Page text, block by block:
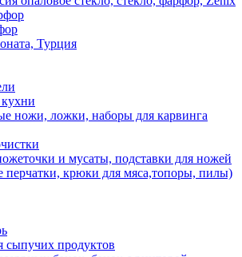
Турция
ножи, ложки, наборы для карвинга
и мусаты, подставки для ножей
перчатки, крюки для мяса,топоры, пилы)
сыпучих продуктов